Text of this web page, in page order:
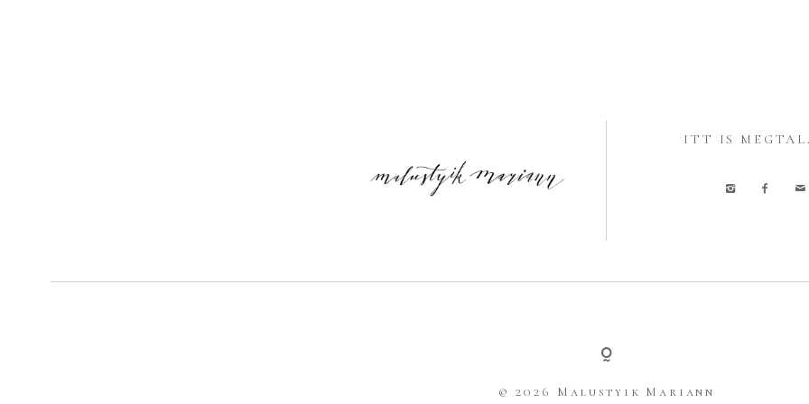
ITT IS
© 2026 Malustyik Mariann